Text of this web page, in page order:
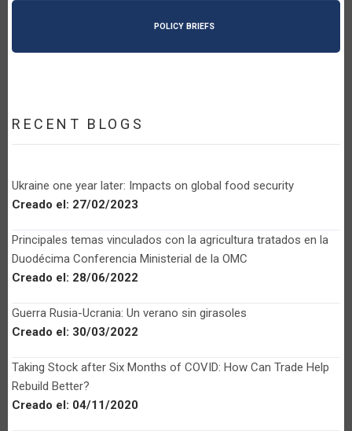
POLICY BRIEFS
RECENT BLOGS
Ukraine one year later: Impacts on global food security
Creado el: 27/02/2023
Principales temas vinculados con la agricultura tratados en la
Duodécima Conferencia Ministerial de la OMC
Creado el: 28/06/2022
Guerra Rusia-Ucrania: Un verano sin girasoles
Creado el: 30/03/2022
Taking Stock after Six Months of COVID: How Can Trade Help
Rebuild Better?
Creado el: 04/11/2020